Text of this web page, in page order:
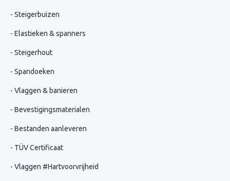
Steigerbuizen
Elastieken & spanners
Steigerhout
Spandoeken
Vlaggen & banieren
Bevestigingsmaterialen
Bestanden aanleveren
TÜV Certificaat
Vlaggen #Hartvoorvrijheid